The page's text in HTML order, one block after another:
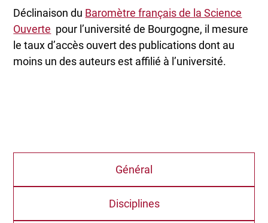
Déclinaison du Baromètre français de la Science
Ouverte pour l’université de Bourgogne, il mesure
le taux d’accès ouvert des publications dont au
moins un des auteurs est affilié à l’université.
Général
Disciplines